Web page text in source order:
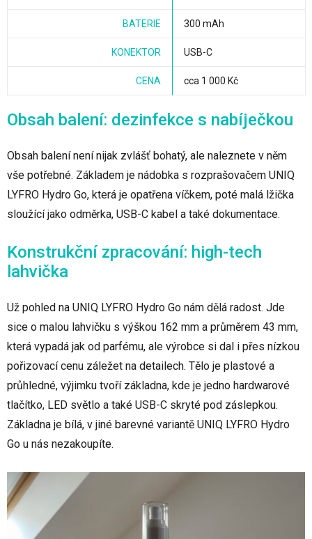
BATERIE 300 mAh
KONEKTOR USB-C
CENA cca 1 000 Kč
Obsah balení: dezinfekce s nabíječkou
Obsah balení není nijak zvlášť bohatý, ale naleznete v něm
vše potřebné. Základem je nádobka s rozprašovačem UNIQ
LYFRO Hydro Go, která je opatřena víčkem, poté malá lžička
sloužící jako odměrka, USB-C kabel a také dokumentace.
Konstrukční zpracování: high-tech
lahvička
Už pohled na UNIQ LYFRO Hydro Go nám dělá radost. Jde
sice o malou lahvičku s výškou 162 mm a průměrem 43 mm,
která vypadá jak od parfému, ale výrobce si dal i přes nízkou
pořizovací cenu záležet na detailech. Tělo je plastové a
průhledné, výjimku tvoří základna, kde je jedno hardwarové
tlačítko, LED světlo a také USB-C skryté pod záslepkou.
Základna je bílá, v jiné barevné variantě UNIQ LYFRO Hydro
Go u nás nezakoupíte.